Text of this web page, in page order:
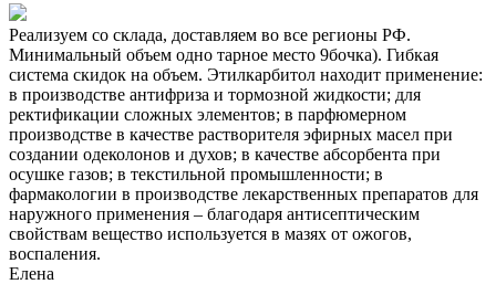
Реализуем со склада, доставляем во все регионы РФ.
Минимальный объем одно тарное место 9бочка). Гибкая
система скидок на объем. Этилкарбитол находит применение:
в производстве антифриза и тормозной жидкости; для
ректификации сложных элементов; в парфюмерном
производстве в качестве растворителя эфирных масел при
создании одеколонов и духов; в качестве абсорбента при
осушке газов; в текстильной промышленности; в
фармакологии в производстве лекарственных препаратов для
наружного применения – благодаря антисептическим
свойствам вещество используется в мазях от ожогов,
воспаления.
Елена